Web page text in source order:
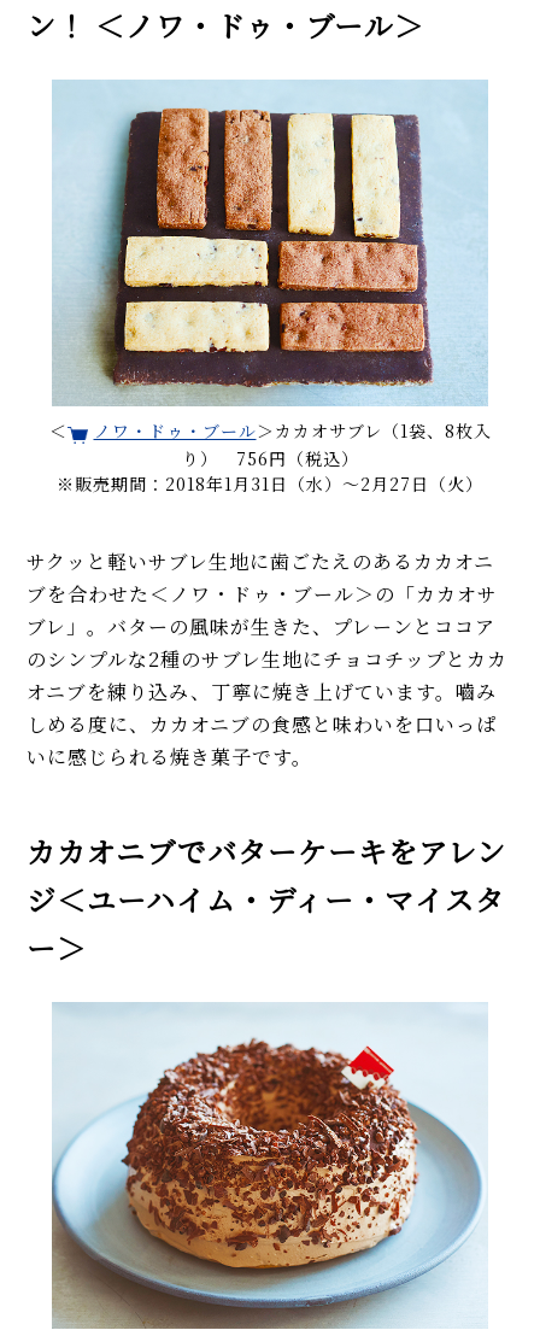
ン！ ＜ノワ・ドゥ・ブール＞
＜ ノワ・ドゥ・ブール＞カカオサブレ（1袋、8枚入
り） 756円（税込）
※販売期間：2018年1月31日（水）～2月27日（火）
サクッと軽いサブレ生地に歯ごたえのあるカカオニ
ブを合わせた＜ノワ・ドゥ・ブール＞の「カカオサ
ブレ」。バターの風味が生きた、プレーンとココア
のシンプルな2種のサブレ生地にチョコチップとカカ
オニブを練り込み、丁寧に焼き上げています。嚙み
しめる度に、カカオニブの食感と味わいを口いっぱ
いに感じられる焼き菓子です。
カカオニブでバターケーキをアレン
ジ＜ユーハイム・ディー・マイスタ
ー＞